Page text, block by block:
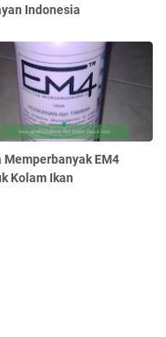
Indonesia
Memperbanyak EM4
Kolam Ikan